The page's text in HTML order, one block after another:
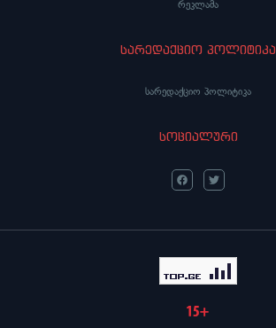
რეკლამა
სარედაქციო პოლიტიკა
სარედაქციო პოლიტიკა
სოციალური